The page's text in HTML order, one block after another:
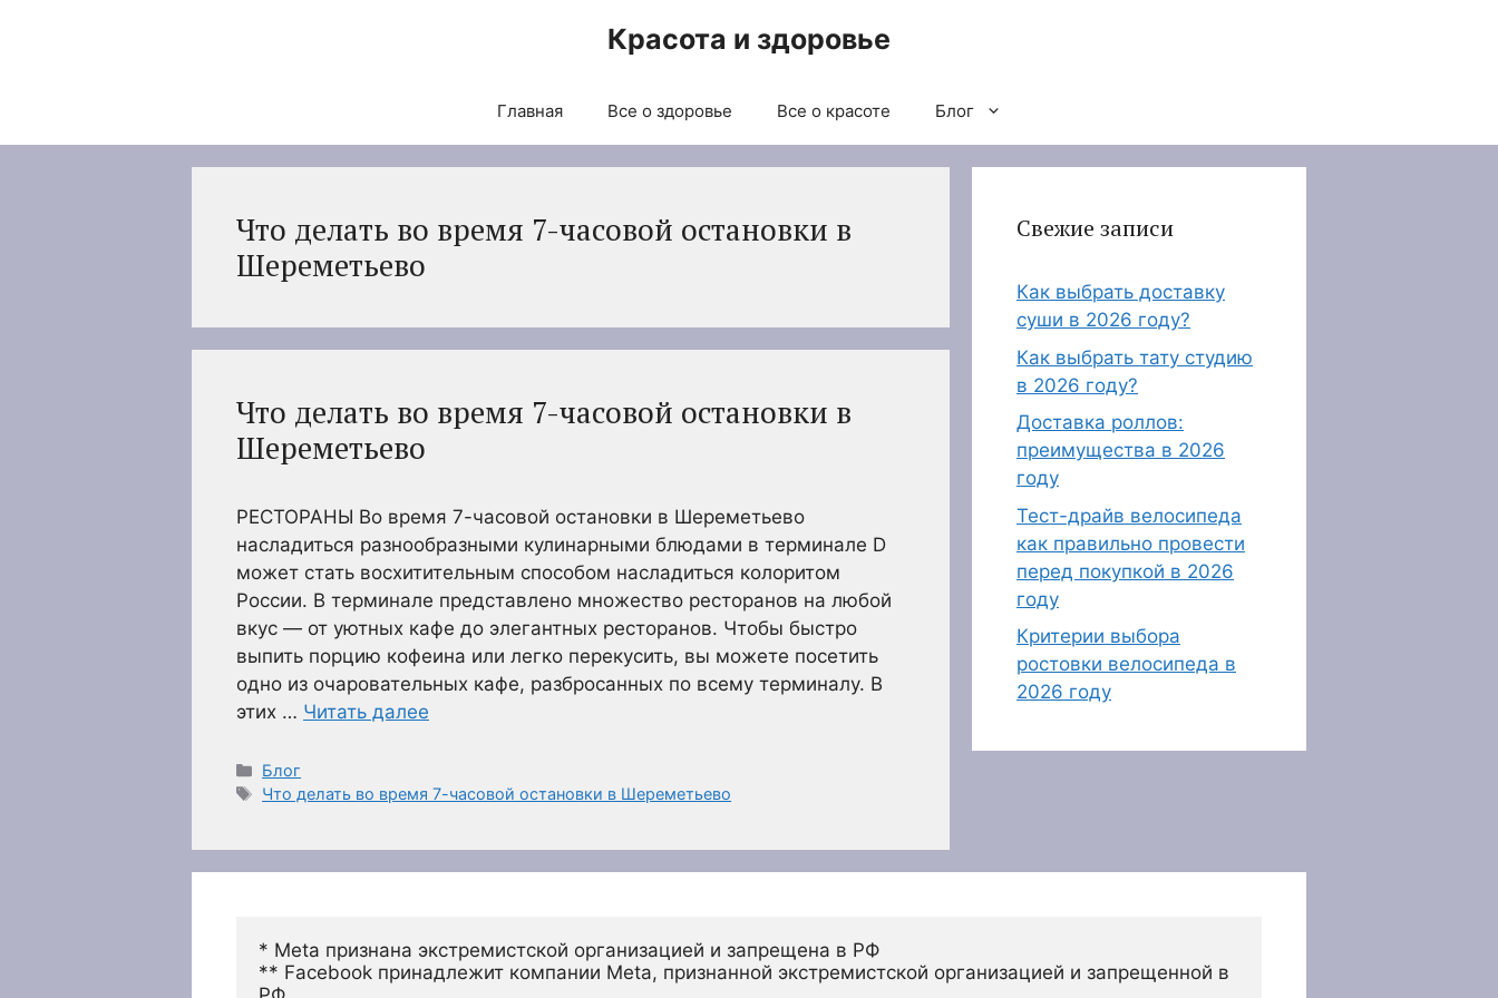
Красота и здоровье
Главная Все о здоровье Все о красоте Блог
Что делать во время 7-часовой остановки в
Шереметьево
Что делать во время 7-часовой остановки в
Шереметьево
РЕСТОРАНЫ Во время 7-часовой остановки в Шереметьево
насладиться разнообразными кулинарными блюдами в терминале D
может стать восхитительным способом насладиться колоритом
России. В терминале представлено множество ресторанов на любой
вкус — от уютных кафе до элегантных ресторанов. Чтобы быстро
выпить порцию кофеина или легко перекусить, вы можете посетить
одно из очаровательных кафе, разбросанных по всему терминалу. В
этих … Читать далее
Рубрики
Блог
Метки
Что делать во время 7-часовой остановки в Шереметьево
Свежие записи
Как выбрать доставку
суши в 2026 году?
Как выбрать тату студию
в 2026 году?
Доставка роллов:
преимущества в 2026
году
Тест-драйв велосипеда
как правильно провести
перед покупкой в 2026
году
Критерии выбора
ростовки велосипеда в
2026 году
* Meta признана экстремистской организацией и запрещена в РФ
** Facebook принадлежит компании Meta, признанной экстремистской организацией и запрещенной в